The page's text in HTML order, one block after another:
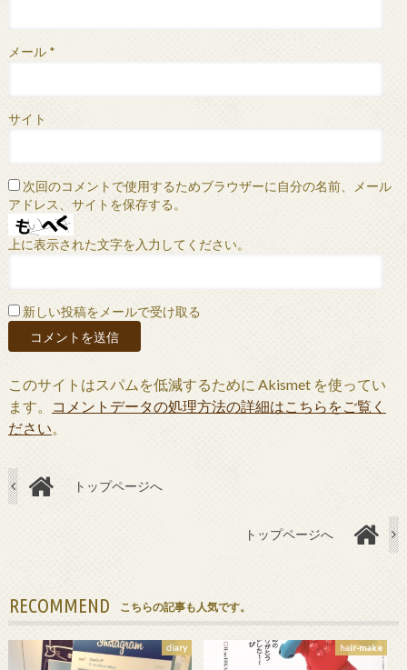
メール *
サイト
次回のコメントで使用するためブラウザーに自分の名前、メール
アドレス、サイトを保存する。
上に表示された文字を入力してください。
新しい投稿をメールで受け取る
このサイトはスパムを低減するために Akismet を使ってい
ます。
コメントデータの処理方法の詳細はこちらをご覧く
ださい。
トップページへ
トップページへ
RECOMMEND こちらの記事も人気です。
diary hair-make